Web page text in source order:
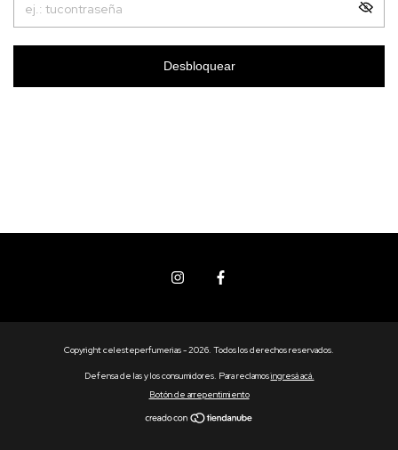
Desbloquear
Copyright celesteperfumerias - 2026. Todos los derechos reservados.
Defensa de las y los consumidores. Para reclamosingresá acá.
Botón de arrepentimiento